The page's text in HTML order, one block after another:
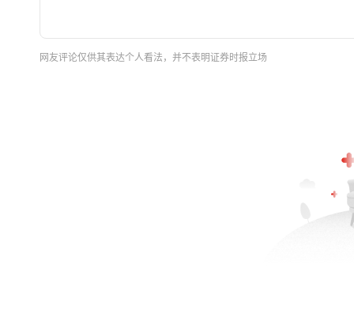
网友评论仅供其表达个人看法，并不表明证券时报立场